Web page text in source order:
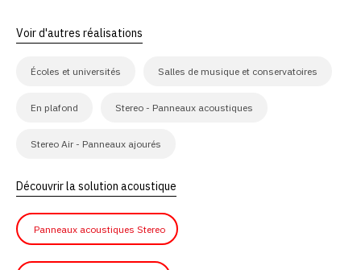
Voir d'autres réalisations
Écoles et universités Salles de musique et conservatoires
En plafond Stereo - Panneaux acoustiques
Stereo Air - Panneaux ajourés
Découvrir la solution acoustique
Panneaux acoustiques Stereo